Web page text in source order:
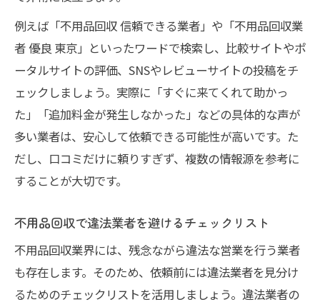
不用品回収のサービス範囲と料金比較のコ
ツ
不用品回収サービスに安心感を求めるチェ
ック項目
女性スタッフ対応可能な不用品回収業者の
魅力
無料見積もり対応の不用品回収サービスを
選ぶ基準
口コミ高評価の不用品回収業者に共通する
特徴
例えば「不用品回収 信頼できる業者」や「不用品回収業
者 優良 東京」といったワードで検索し、比較サイトやポ
ータルサイトの評価、SNSやレビューサイトの投稿をチ
ェックしましょう。実際に「すぐに来てくれて助かっ
た」「追加料金が発生しなかった」などの具体的な声が
多い業者は、安心して依頼できる可能性が高いです。た
だし、口コミだけに頼りすぎず、複数の情報源を参考に
することが大切です。
不用品回収で違法業者を避けるチェックリスト
不用品回収業界には、残念ながら違法な営業を行う業者
も存在します。そのため、依頼前には違法業者を見分け
るためのチェックリストを活用しましょう。違法業者の